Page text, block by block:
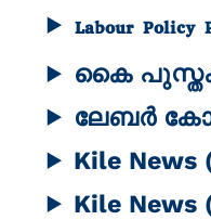
Labour Policy
കൈ
ലേബർ
Kile News
Kile News